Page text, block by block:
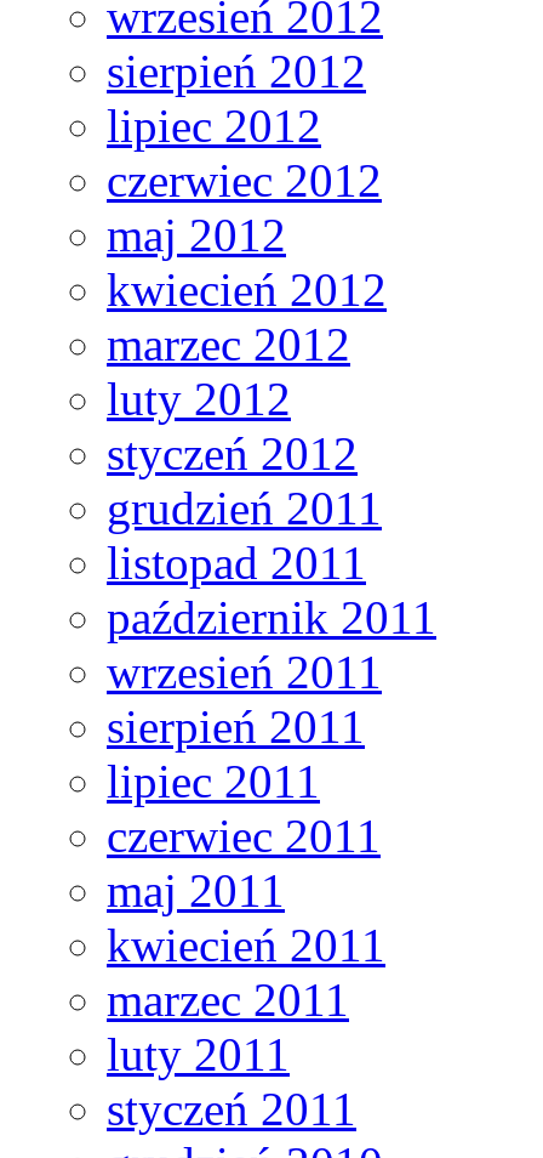
wrzesień 2012
sierpień 2012
lipiec 2012
czerwiec 2012
maj 2012
kwiecień 2012
marzec 2012
luty 2012
styczeń 2012
grudzień 2011
listopad 2011
październik 2011
wrzesień 2011
sierpień 2011
lipiec 2011
czerwiec 2011
maj 2011
kwiecień 2011
marzec 2011
luty 2011
styczeń 2011